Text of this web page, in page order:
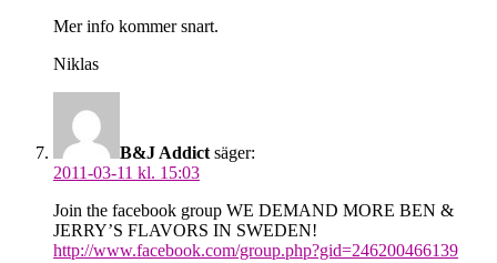
Mer info kommer snart.
Niklas
B&J Addict säger:
2011-03-11 kl. 15:03
Join the facebook group WE DEMAND MORE BEN &
JERRY’S FLAVORS IN SWEDEN!
http://www.facebook.com/group.php?gid=246200466139